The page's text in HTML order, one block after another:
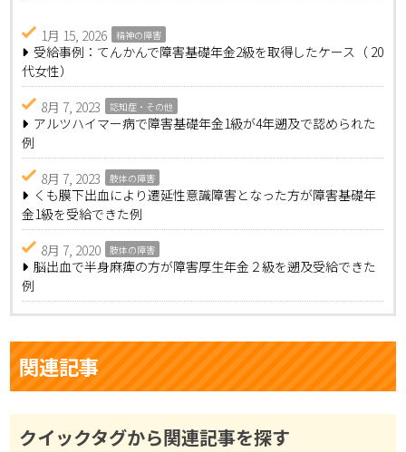
1月 15, 2026 精神の障害
受給事例：てんかんで障害基礎年金2級を取得したケース（ 20
代女性）
8月 7, 2023
認知症・その他
アルツハイマー病で障害基礎年金1級が4年遡及で認められた
例
8月 7, 2023
肢体の障害
くも膜下出血により遷延性意識障害となった方が障害基礎年
金1級を受給できた例
8月 7, 2020
肢体の障害
脳出血で半身麻痺の方が障害厚生年金２級を遡及受給できた
例
関連記事
クイックタグから関連記事を探す